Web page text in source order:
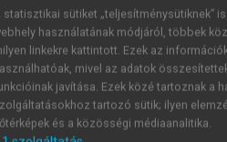
A paradox
statisztikai sütiket „teljesítménysütiknek”
használatának módjáról, többek
linkekre kattintott. Ezek az
mivel az adatok
javítása. Ezek közé tartoznak a
tartozó sütik; ilyen
és a közösségi médiaanalitika.